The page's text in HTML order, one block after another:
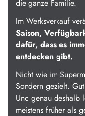
die ganze Familie.
Im Werksverkauf
Saison,
dafür, dass es
entdecken gibt.
Nicht wie im
Sondern gezielt.
Und genau deshalb
meistens früher als